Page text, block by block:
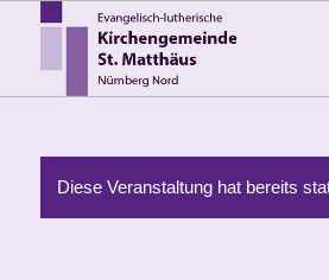
Diese Veranstaltung hat bereits